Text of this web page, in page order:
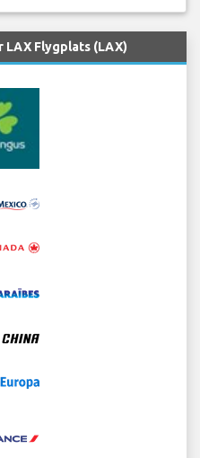
Flygplats (LAX)